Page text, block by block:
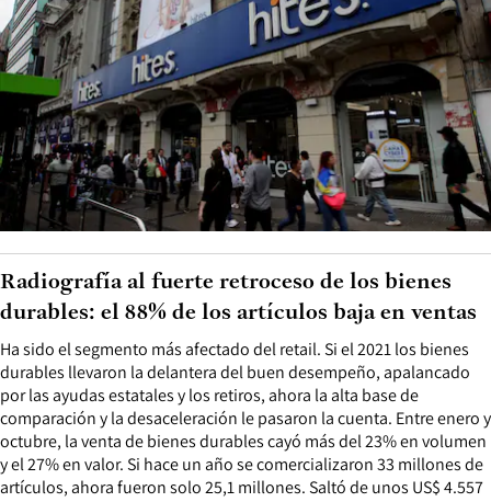
Ha sido el segmento más afectado del retail. Si el 2021 los bienes
durables llevaron la delantera del buen desempeño, apalancado
por las ayudas estatales y los retiros, ahora la alta base de
comparación y la desaceleración le pasaron la cuenta. Entre enero y
octubre, la venta de bienes durables cayó más del 23% en volumen
y el 27% en valor. Si hace un año se comercializaron 33 millones de
artículos, ahora fueron solo 25,1 millones. Saltó de unos US$ 4.557
Radiografía al fuerte retroceso de los bienes
durables: el 88% de los artículos baja en ventas